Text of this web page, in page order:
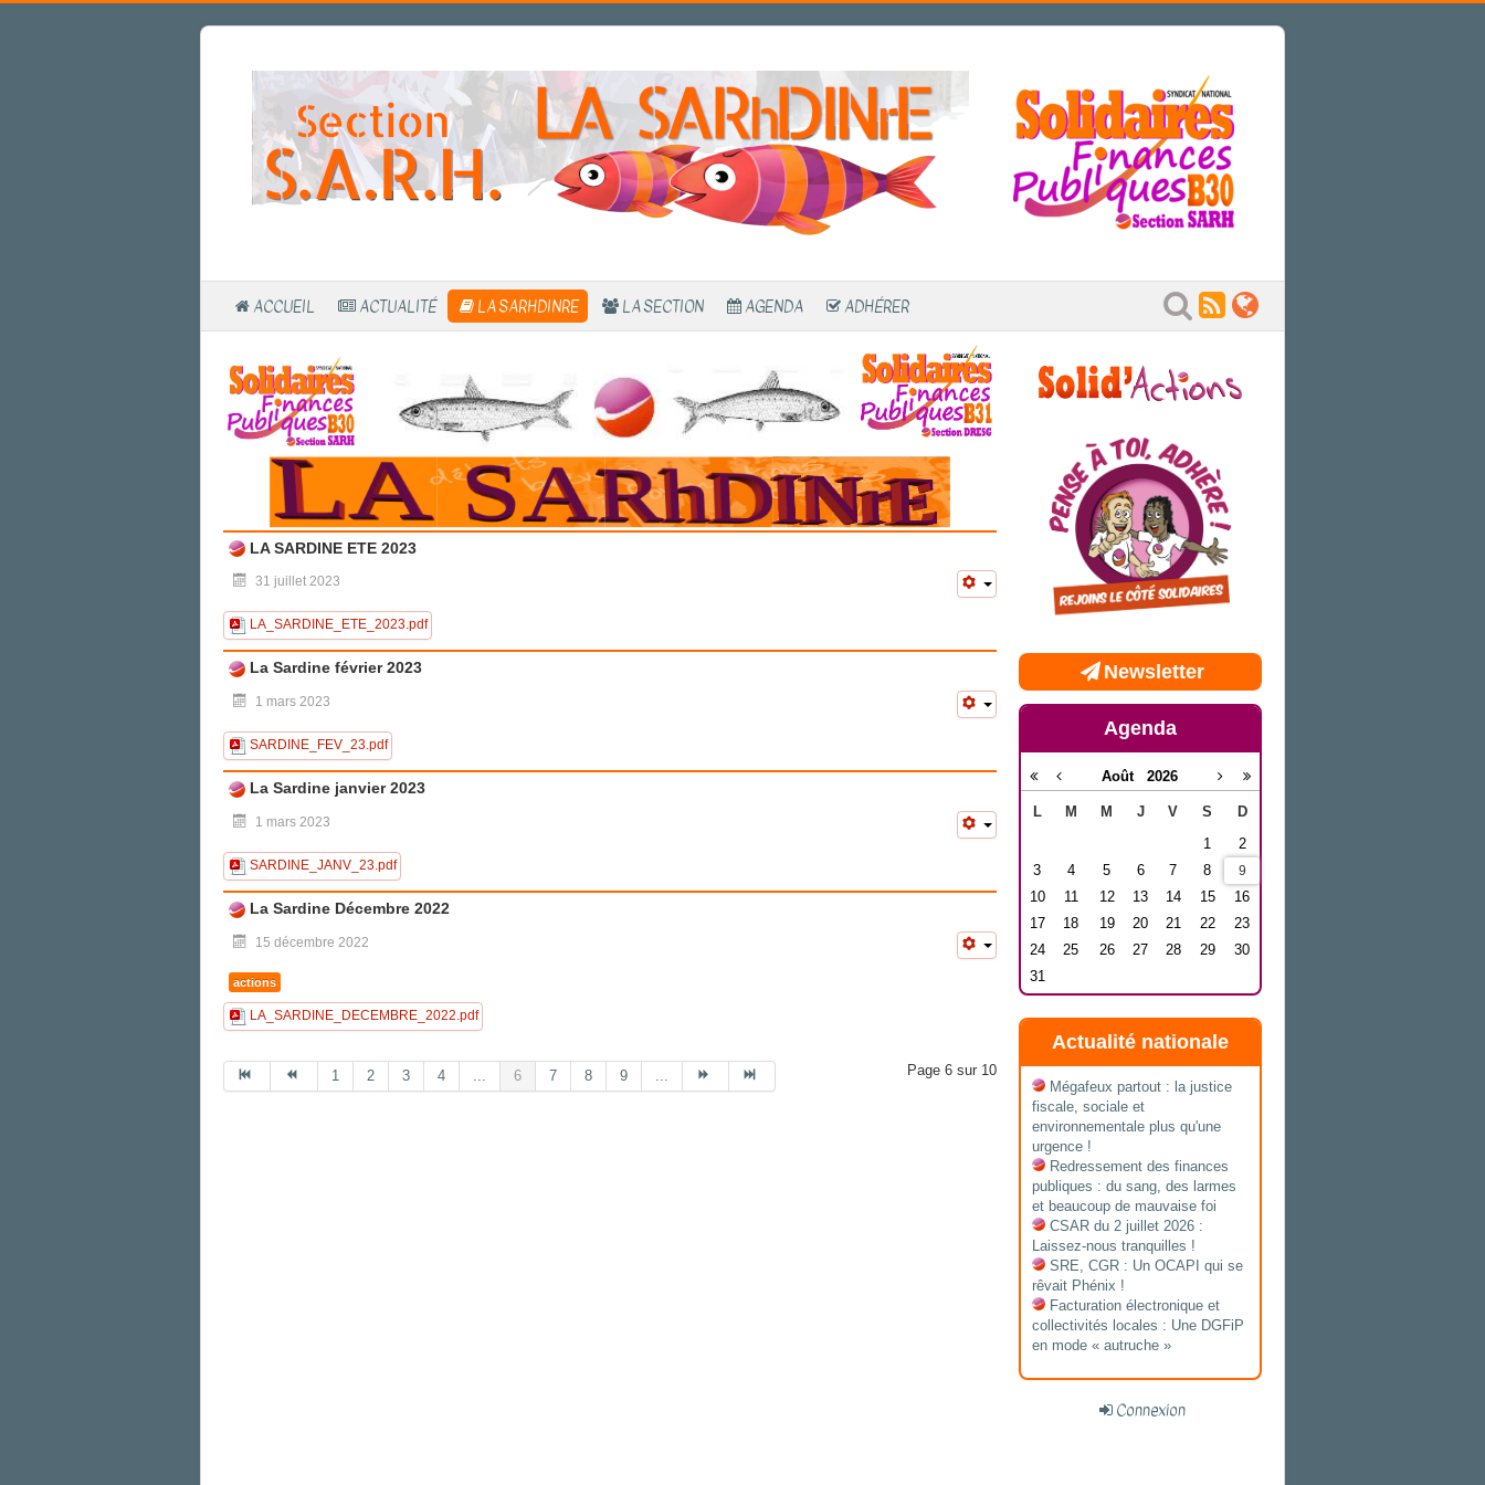
ACCUEIL ACTUALITÉ LA SARHDINRE LA SECTION AGENDA ADHÉRER
LA SARDINE ETE 2023
31 juillet 2023
LA_SARDINE_ETE_2023.pdf
La Sardine février 2023
1 mars 2023
SARDINE_FEV_23.pdf
La Sardine janvier 2023
1 mars 2023
SARDINE_JANV_23.pdf
La Sardine Décembre 2022
15 décembre 2022
actions
LA_SARDINE_DECEMBRE_2022.pdf
Page 6 sur 10
1 2 3 4 6 7 8 9
Newsletter
Agenda
Août 2026
L M M J V S
D
1
2
3
4 5 6 7 8 9
10 11 12 13 14 15
16
17
18 19 20 21 22
23
24
25 26 27 28 29
30
31
Actualité nationale
Mégafeux partout : la justice
fiscale, sociale et
environnementale plus qu'une
urgence !
Redressement des finances
publiques : du sang, des larmes
et beaucoup de mauvaise foi
CSAR du 2 juillet 2026 :
Laissez-nous tranquilles !
SRE, CGR : Un OCAPI qui se
rêvait Phénix !
Facturation électronique et
collectivités locales : Une DGFiP
en mode « autruche »
Connexion